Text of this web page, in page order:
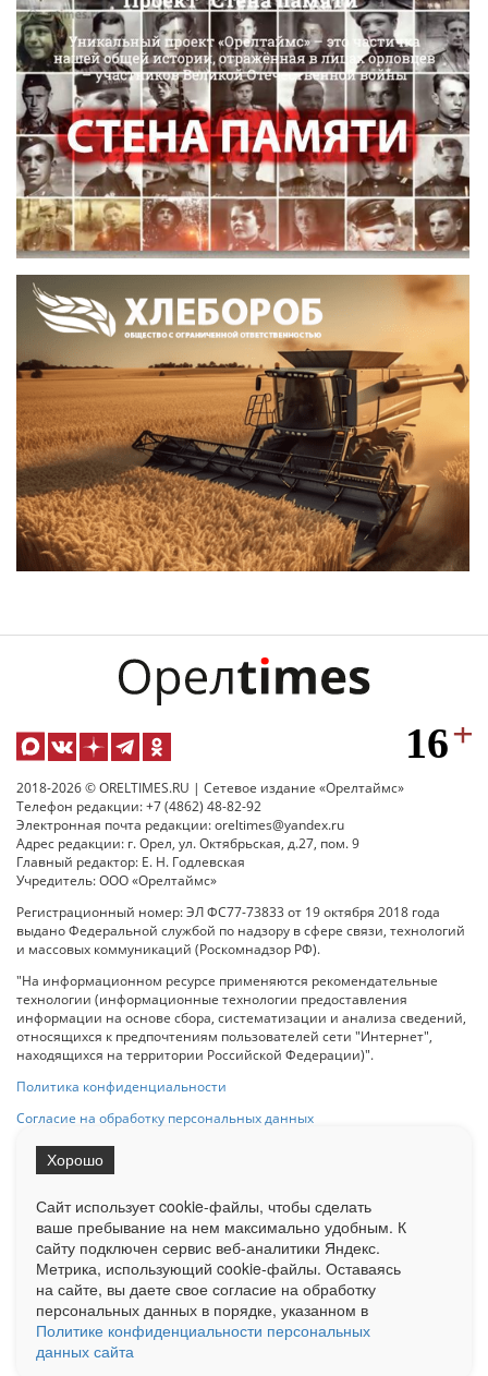
2018-2026 © ORELTIMES.RU | Сетевое издание «Орелтаймс»
Телефон редакции: +7 (4862) 48-82-92
Электронная почта редакции: oreltimes@yandex.ru
Адрес редакции: г. Орел, ул. Октябрьская, д.27, пом. 9
Главный редактор: Е. Н. Годлевская
Учредитель: ООО «Орелтаймс»
Регистрационный номер: ЭЛ ФС77-73833 от 19 октября 2018 года
выдано Федеральной службой по надзору в сфере связи, технологий
и массовых коммуникаций (Роскомнадзор РФ).
"На информационном ресурсе применяются рекомендательные
технологии (информационные технологии предоставления
информации на основе сбора, систематизации и анализа сведений,
относящихся к предпочтениям пользователей сети "Интернет",
находящихся на территории Российской Федерации)".
Политика конфиденциальности
Согласие на обработку персональных данных
на Сетевое издание «ОрелТаймс» обязательна.
Ограниченная статистика посещаемости доступна на сайте
Liveinternet.ru . Подробная статистика для рекламодателей по запросу
у менеджера.
Реклама Документы О нас Контакты
Сайт использует cookie-файлы, чтобы сделать
ваше пребывание на нем максимально удобным. К
cайту подключен сервис веб-аналитики Яндекс.
Метрика, использующий cookie-файлы. Оставаясь
на сайте, вы даете свое согласие на обработку
персональных данных в порядке, указанном в
Политике конфиденциальности персональных
данных сайта
Хорошо